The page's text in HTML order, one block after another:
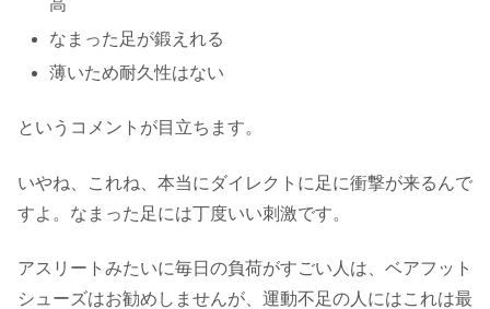
高
なまった足が鍛えれる
薄いため耐久性はない
というコメントが目立ちます。
いやね、これね、本当にダイレクトに足に衝撃が来るんで
すよ。なまった足には丁度いい刺激です。
アスリートみたいに毎日の負荷がすごい人は、ベアフット
シューズはお勧めしませんが、運動不足の人にはこれは最